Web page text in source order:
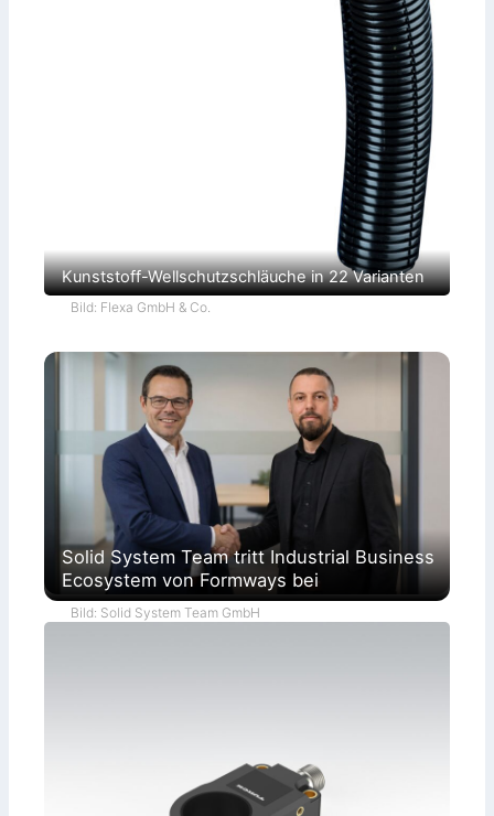
Kunststoff-Wellschutzschläuche in 22 Varianten
Bild: Flexa GmbH & Co.
Solid System Team tritt Industrial Business
Ecosystem von Formways bei
Bild: Solid System Team GmbH